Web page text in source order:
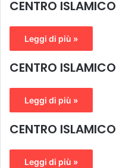
CENTRO ISLAMICO
Leggi di più »
CENTRO ISLAMICO
Leggi di più »
CENTRO ISLAMICO
Leggi di più »